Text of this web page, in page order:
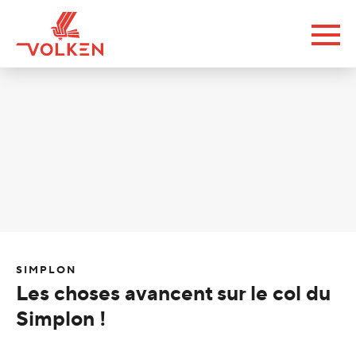
SIMPLON
Les choses avancent sur le col du
Simplon !